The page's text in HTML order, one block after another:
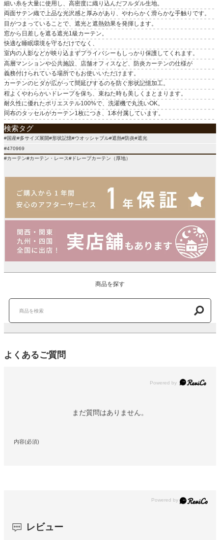
原産国
国産
細い糸を大量に使用し、高密度に織り込んだフルダル生地。
両面サテン織で上品な光沢感と厚みがあり、やわらかく滑らかな手触りです。
目がつまっていることで、遮光と遮熱効果を発揮します。
窓から日差しを遮る遮光1級カーテン。
快適な睡眠環境を守るだけでなく、
室内の人影などが映り込まずプライバシーもしっかり保護してくれます。
高層マンションや公共施設、店舗オフィスなど、防炎カーテンの仕様が
義務付けられている場所でもお使いいただけます。
カーテンのヒダが広がって間延びするのを防ぐ形状記憶加工。
程よくやわらかいドレープを保ち、束ねた時も美しくまとまります。
耐久性に優れたポリエステル100%で、洗濯機で丸洗いOK。
同布のタッセルがカーテン1枚につき、1本付属しています。
検索タグ
#国産#多サイズ展開#形状記憶#ウオッシャブル#遮熱#防炎#遮光
#470969
#カーテン#カーテン・レース#ドレープカーテン（厚地）
商品を探す
よくあるご質問
Powered by
まだ質問はありません。
内容(必須)
レビュー